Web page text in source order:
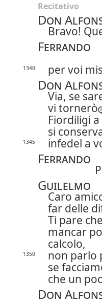
Recitativo
Don
Bravo!
Ferrando
1340 per voi
Don
Via, se
vi tornerò
Fiordiligi
si
1345 infedel a
Ferrando
Guilelmo
Caro
far delle
Ti pare
mancar
calcolo,
1350
non parlo
se
che un
Don